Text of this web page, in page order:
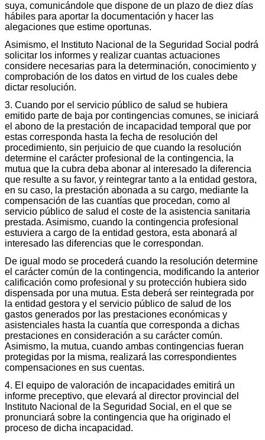
suya, comunicándole que dispone de un plazo de diez días
hábiles para aportar la documentación y hacer las
alegaciones que estime oportunas.
Asimismo, el Instituto Nacional de la Seguridad Social podrá
solicitar los informes y realizar cuantas actuaciones
considere necesarias para la determinación, conocimiento y
comprobación de los datos en virtud de los cuales debe
dictar resolución.
3. Cuando por el servicio público de salud se hubiera
emitido parte de baja por contingencias comunes, se iniciará
el abono de la prestación de incapacidad temporal que por
estas corresponda hasta la fecha de resolución del
procedimiento, sin perjuicio de que cuando la resolución
determine el carácter profesional de la contingencia, la
mutua que la cubra deba abonar al interesado la diferencia
que resulte a su favor, y reintegrar tanto a la entidad gestora,
en su caso, la prestación abonada a su cargo, mediante la
compensación de las cuantías que procedan, como al
servicio público de salud el coste de la asistencia sanitaria
prestada. Asimismo, cuando la contingencia profesional
estuviera a cargo de la entidad gestora, esta abonará al
interesado las diferencias que le correspondan.
De igual modo se procederá cuando la resolución determine
el carácter común de la contingencia, modificando la anterior
calificación como profesional y su protección hubiera sido
dispensada por una mutua. Esta deberá ser reintegrada por
la entidad gestora y el servicio público de salud de los
gastos generados por las prestaciones económicas y
asistenciales hasta la cuantía que corresponda a dichas
prestaciones en consideración a su carácter común.
Asimismo, la mutua, cuando ambas contingencias fueran
protegidas por la misma, realizará las correspondientes
compensaciones en sus cuentas.
4. El equipo de valoración de incapacidades emitirá un
informe preceptivo, que elevará al director provincial del
Instituto Nacional de la Seguridad Social, en el que se
pronunciará sobre la contingencia que ha originado el
proceso de dicha incapacidad.